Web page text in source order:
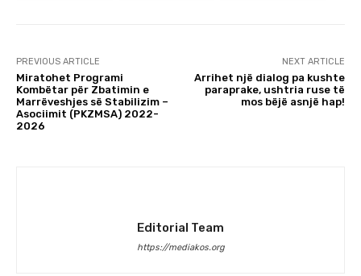
PREVIOUS ARTICLE
Miratohet Programi
Kombëtar për Zbatimin e
Marrëveshjes së Stabilizim –
Asociimit (PKZMSA) 2022-
2026
NEXT ARTICLE
Arrihet një dialog pa kushte
paraprake, ushtria ruse të
mos bëjë asnjë hap!
Editorial Team
https://mediakos.org